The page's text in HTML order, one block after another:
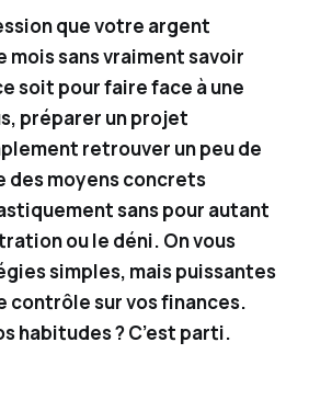
que votre argent
mois sans vraiment savoir
soit pour faire face à une
préparer un projet
retrouver un peu de
des moyens concrets
sans pour autant
ou le déni. On vous
simples, mais puissantes
contrôle sur vos finances.
habitudes ? C’est parti.